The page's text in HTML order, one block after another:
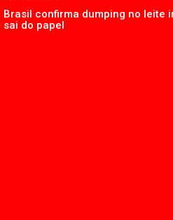
Brasil confirma dumping no leite
sai do papel